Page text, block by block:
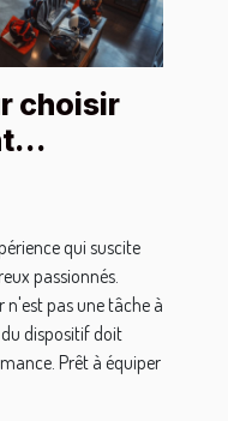
choisir
qui suscite
passionnés.
pas une tâche à
dispositif doit
Prêt à équiper